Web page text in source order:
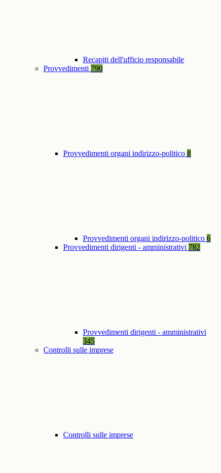
Recapiti dell'ufficio responsabile
Provvedimenti 790
Provvedimenti organi indirizzo-politico 8
Provvedimenti organi indirizzo-politico 6
Provvedimenti dirigenti - amministrativi 782
Provvedimenti dirigenti - amministrativi
345
Controlli sulle imprese
Controlli sulle imprese